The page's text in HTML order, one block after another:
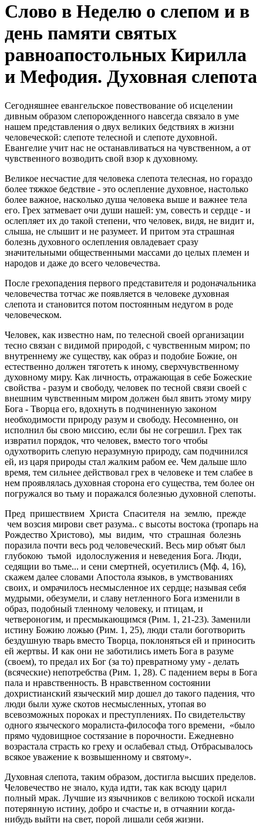
Слово в Неделю о слепом и в
день памяти святых
равноапостольных Кирилла
и Мефодия. Духовная слепота
Сегодняшнее евангельское повествование об исцелении
дивным образом слепорожденного навсегда связало в уме
нашем представления о двух великих бедствиях в жизни
человеческой: слепоте телесной и слепоте духовной.
Евангелие учит нас не останавливаться на чувственном, а от
чувственного возводить свой взор к духовному.
Великое несчастие для человека слепота телесная, но гораздо
более тяжкое бедствие - это ослепление духовное, настолько
более важное, насколько душа человека выше и важнее тела
его. Грех затмевает очи души нашей: ум, совесть и сердце - и
ослепляет их до такой степени, что человек, видя, не видит и,
слыша, не слышит и не разумеет. И притом эта страшная
болезнь духовного ослепления овладевает сразу
значительными общественными массами до целых племен и
народов и даже до всего человечества.
После грехопадения первого представителя и родоначальника
человечества тотчас же появляется в человеке духовная
слепота и становится потом постоянным недугом в роде
человеческом.
Человек, как известно нам, по телесной своей организации
тесно связан с видимой природой, с чувственным миром; по
внутреннему же существу, как образ и подобие Божие, он
естественно должен тяготеть к иному, сверхчувственному
духовному миру. Как личность, отражающая в себе Божеские
свойства - разум и свободу, человек по тесной связи своей с
внешним чувственным миром должен был явить этому миру
Бога - Творца его, вдохнуть в подчиненную законом
необходимости природу разум и свободу. Несомненно, он
исполнил бы свою миссию, если бы не согрешил. Грех так
извратил порядок, что человек, вместо того чтобы
одухотворить слепую неразумную природу, сам подчинился
ей, из царя природы стал жалким рабом ее. Чем дальше шло
время, тем сильнее действовал грех в человеке и тем слабее в
нем проявлялась духовная сторона его существа, тем более он
погружался во тьму и поражался болезнью духовной слепоты.
Пред пришествием Христа Спасителя на землю, прежде
чем возсия мирови свет разума.. с высоты востока (тропарь на
Рождество Христово), мы видим, что страшная болезнь
поразила почти весь род человеческий. Весь мир объят был
глубокою тьмой идолослужения и неведения Бога. Люди,
седящии во тьме... и сени смертней, осуетилисъ (Мф. 4, 16),
скажем далее словами Апостола языков, в умствованиях
своих, и омрачилосъ несмысленное их сердце; называя себя
мудрыми, обезумели, и славу нетленного Бога изменили в
образ, подобный тленному человеку, и птицам, и
четвероногим, и пресмыкающимся (Рим. 1, 21-23). Заменили
истину Божию ложью (Рим. 1, 25), люди стали боготворить
бездушную тварь вместо Творца, поклоняться ей и приносить
ей жертвы. И как они не заботились иметь Бога в разуме
(своем), то предал их Бог (за то) превратному уму - делать
(всяческие) непотребства (Рим. 1, 28). С падением веры в Бога
пала и нравственность. В нравственном состоянии
дохристианский языческий мир дошел до такого падения, что
люди были хуже скотов несмысленных, утопая во
всевозможных пороках и преступлениях. По свидетельству
одного языческого моралиста-философа того времени, «было
прямо чудовищное состязание в порочности. Ежедневно
возрастала страсть ко греху и ослабевал стыд. Отбрасывалось
всякое уважение к возвышенному и святому».
Духовная слепота, таким образом, достигла высших пределов.
Человечество не знало, куда идти, так как всюду царил
полный мрак. Лучшие из язычников с великою тоской искали
потерянную истину, добро и счастье и, в отчаянии когда-
нибудь выйти на свет, порой лишали себя жизни.